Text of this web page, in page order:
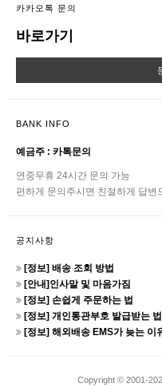
카카오톡 문의
바로가기
BANK INFO
예금주 : 카톡문의
연중무휴 24시간 문의 가능
편하게 문의주시면 친절하게 답변
공지사항
[정보] 배송 조회 방법
[안내]인사말 및 마음가짐
[정보] 손쉽게 주문하는 법
[정보] 개인통관부호 발급받는 법
[정보] 해외배송 EMS가 늦는 이
Copyright © 2001-